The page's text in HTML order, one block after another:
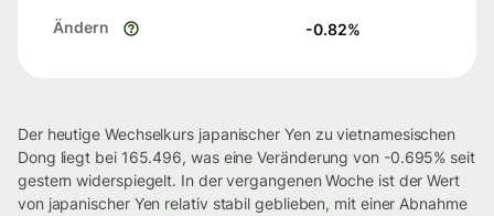
Ändern -0.82%
Der heutige Wechselkurs japanischer Yen zu vietnamesischen
Dong liegt bei 165.496, was eine Veränderung von -0.695% seit
gestern widerspiegelt. In der vergangenen Woche ist der Wert
von japanischer Yen relativ stabil geblieben, mit einer Abnahme